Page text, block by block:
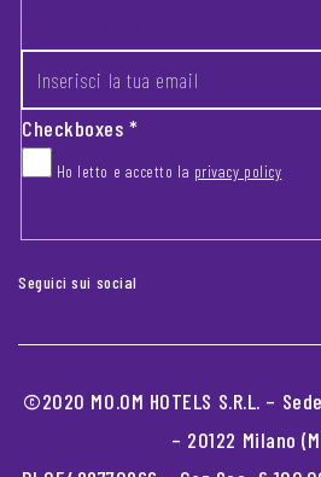
Checkboxes*
Ho letto e accetto la privacy policy
Seguici sui social
©2020 MO.OM HOTELS S.R.L. –
– 20122 Milano